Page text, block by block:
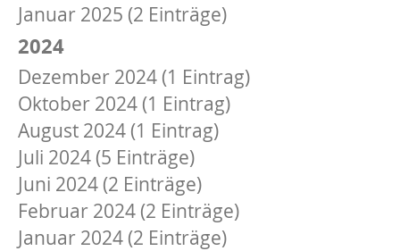
Januar 2025 (2 Einträge)
2024
Dezember 2024 (1 Eintrag)
Oktober 2024 (1 Eintrag)
August 2024 (1 Eintrag)
Juli 2024 (5 Einträge)
Juni 2024 (2 Einträge)
Februar 2024 (2 Einträge)
Januar 2024 (2 Einträge)